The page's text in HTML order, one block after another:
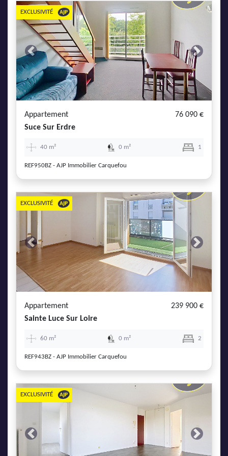
Previous Next
EXCLUSIVITÉ
Appartement
76 090 €
Suce Sur Erdre
40 m² 0 m² 1
REF950BZ - AJP Immobilier Carquefou
Previous Next
EXCLUSIVITÉ
Appartement
239 900 €
Sainte Luce Sur Loire
60 m² 0 m² 2
REF943BZ - AJP Immobilier Carquefou
Previous Next
EXCLUSIVITÉ